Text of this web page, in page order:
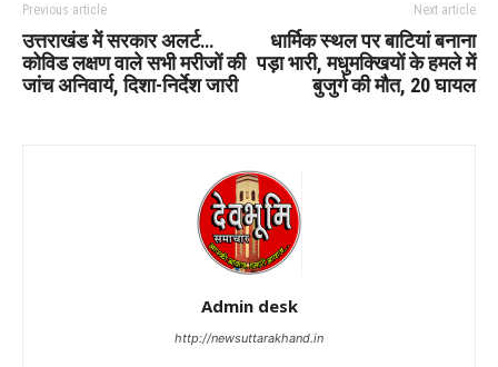
Previous article
उत्तराखंड में सरकार अलर्ट…
कोविड लक्षण वाले सभी मरीजों की
जांच अनिवार्य, दिशा-निर्देश जारी
Next article
धार्मिक स्थल पर बाटियां बनाना
पड़ा भारी, मधुमक्खियों के हमले में
बुजुर्ग की मौत, 20 घायल
Admin desk
http://newsuttarakhand.in